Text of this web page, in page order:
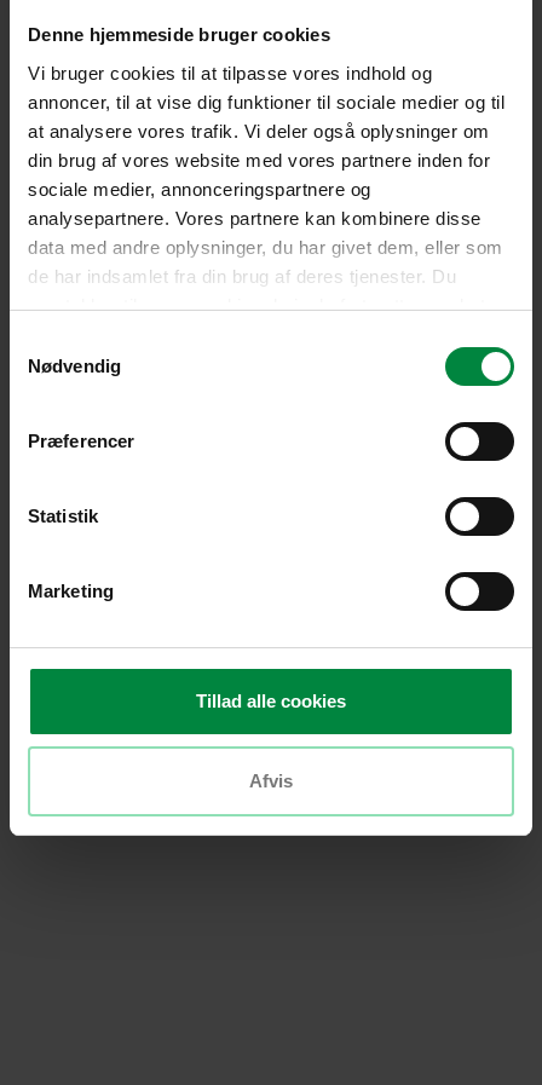
Denne hjemmeside bruger cookies
Vi bruger cookies til at tilpasse vores indhold og
annoncer, til at vise dig funktioner til sociale medier og til
at analysere vores trafik. Vi deler også oplysninger om
din brug af vores website med vores partnere inden for
sociale medier, annonceringspartnere og
analysepartnere. Vores partnere kan kombinere disse
data med andre oplysninger, du har givet dem, eller som
de har indsamlet fra din brug af deres tjenester. Du
samtykker til vores cookies, hvis du fortsætter med at
Nødvendig
Præferencer
Statistik
Marketing
Tillad alle cookies
Afvis
Kaffe og the
Vores kollegaer
byder altid på